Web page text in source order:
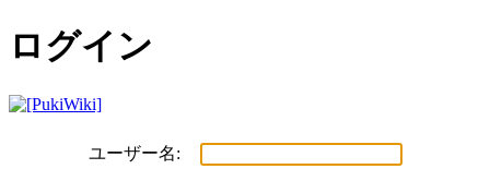
ログイン
ユーザー名: